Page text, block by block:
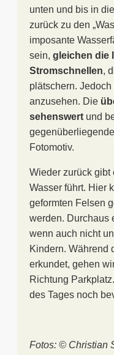
unten und bis in
zurück zu den
imposante
sein, gleichen die
Stromschnellen,
plätschern.
anzusehen. Die
sehenswert und
Fotomotiv.
Wieder zurück gibt
Wasser führt. Hier
geformten Felsen
werden. Durchaus
wenn auch nicht
Kindern. Während
erkundet, gehen
Richtung
des Tages noch
Fotos: © Christian